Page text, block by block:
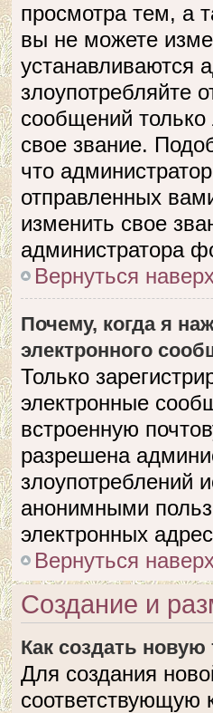
просмотра тем, а
вы не можете
устанавливаются
злоупотребляйте
сообщений
свое звание.
что
отправленных
изменить свое
администратора
Вернуться
Почему, когда я
электронного
Только
электронные
встроенную
разрешена
злоупотреблений
анонимными
электронных
Вернуться
Создание и
Как создать новую
Для создания
соответствующую